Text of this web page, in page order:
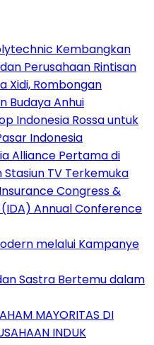
Kembangkan
Perusahaan Rintisan
Xidi, Rombongan
Budaya Anhui
Indonesia Rossa untuk
Indonesia
Alliance Pertama di
TV Terkemuka
Congress &
Annual Conference
melalui Kampanye
Sastra Bertemu dalam
MAYORITAS DI
INDUK